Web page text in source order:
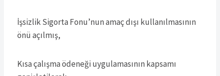
İşsizlik Sigorta Fonu’nun amaç dışı kullanılmasının
önü açılmış,
Kısa çalışma ödeneği uygulamasının kapsamı